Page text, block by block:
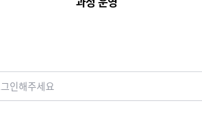
인해주세요